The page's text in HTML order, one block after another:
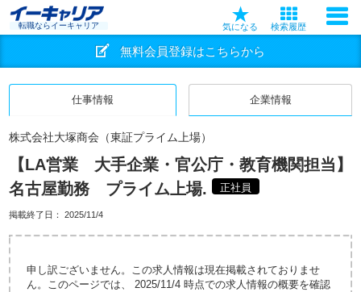
転職ならイーキャリア 気になる 検索履歴
無料会員登録はこちらから
仕事情報 企業情報
株式会社大塚商会（東証プライム上場）
【LA営業 大手企業・官公庁・教育機関担当】
名古屋勤務 プライム上場.
正社員
掲載終了日： 2025/11/4
申し訳ございません。この求人情報は現在掲載されておりませ
ん。このページでは、 2025/11/4 時点での求人情報の概要を確認